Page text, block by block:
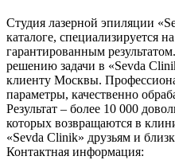
Студия лазерной эпиляции
каталоге, специализируется
гарантированным
решению задачи в «Sevda
клиенту Москвы.
параметры, качественно
Результат – более 10 000
которых возвращаются в
«Sevda Clinik» друзьям и
Контактная информация: